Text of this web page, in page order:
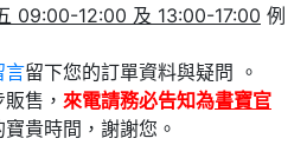
09:00-12:00 及 13:00-17:00 例
言
留下您的訂單資料與疑問 。
售， 來電請務必告知為書寶官
貴時間，謝謝您。